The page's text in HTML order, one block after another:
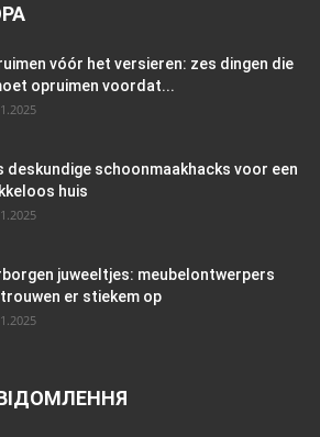
vóór het versieren: zes dingen die
opruimen voordat...
deskundige schoonmaakhacks voor een
huis
juweeltjes: meubelontwerpers
er stiekem op